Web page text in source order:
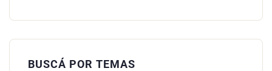
BUSCÁ POR TEMAS